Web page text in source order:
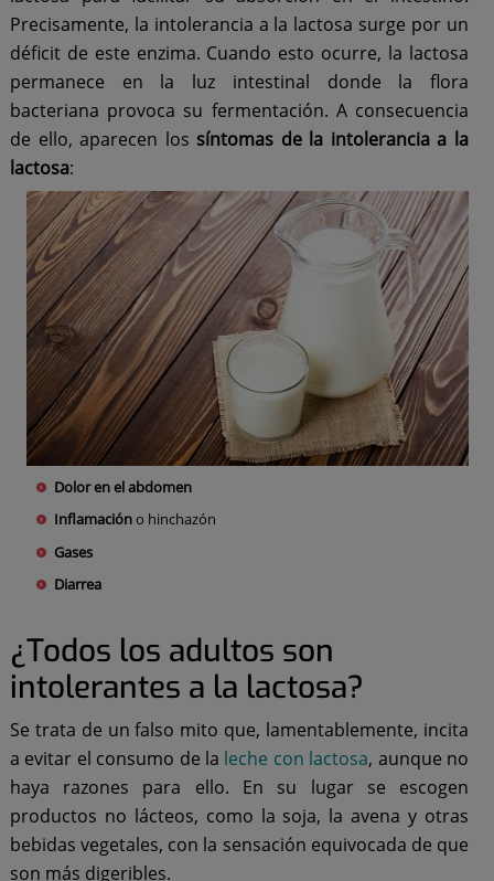
Precisamente, la intolerancia a la lactosa surge por un
déficit de este enzima. Cuando esto ocurre, la lactosa
permanece en la luz intestinal donde la flora
bacteriana provoca su fermentación. A consecuencia
de ello, aparecen los síntomas de la intolerancia a la
lactosa:
Dolor en el abdomen
Inflamacióno hinchazón
Gases
Diarrea
¿Todos los adultos son
intolerantes a la lactosa?
Se trata de un falso mito que, lamentablemente, incita
a evitar el consumo de la leche con lactosa, aunque no
haya razones para ello. En su lugar se escogen
productos no lácteos, como la soja, la avena y otras
bebidas vegetales, con la sensación equivocada de que
son más digeribles.